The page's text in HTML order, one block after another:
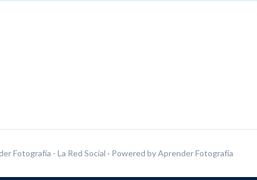
Fotografía - La Red Social · Powered byAprender Fotografía